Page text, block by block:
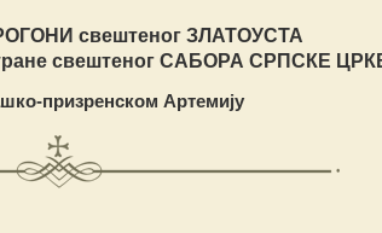
свештеног ЗЛАТОУСТА
свештеног САБОРА СРПСКЕ
призренском Артемију